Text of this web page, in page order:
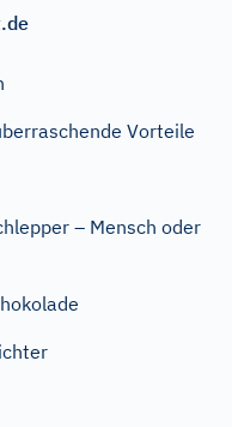
Vorteile
– Mensch oder